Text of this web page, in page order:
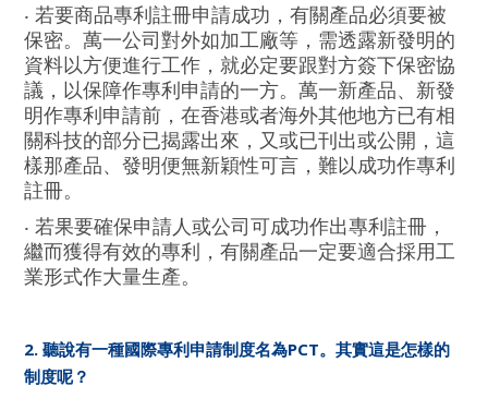
‧ 若要商品專利註冊申請成功，有關產品必須要被
保密。萬一公司對外如加工廠等，需透露新發明的
資料以方便進行工作，就必定要跟對方簽下保密協
議，以保障作專利申請的一方。萬一新產品、新發
明作專利申請前，在香港或者海外其他地方已有相
關科技的部分已揭露出來，又或已刊出或公開，這
樣那產品、發明便無新穎性可言，難以成功作專利
註冊。
‧ 若果要確保申請人或公司可成功作出專利註冊，
繼而獲得有效的專利，有關產品一定要適合採用工
業形式作大量生產。
2. 聽說有一種國際專利申請制度名為PCT。其實這是怎樣的
制度呢？